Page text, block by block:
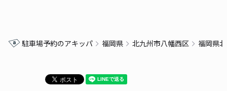
駐車場予約のアキッパ 福岡県 北九州市八幡西区 福岡県